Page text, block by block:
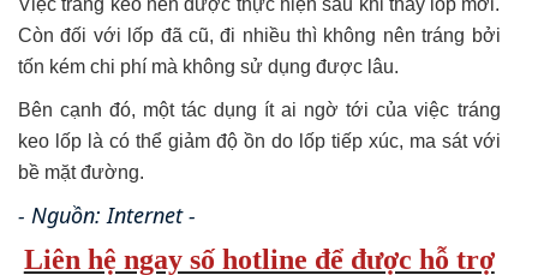
Việc tráng keo nên được thực hiện sau khi thay lốp mới.
Còn đối với lốp đã cũ, đi nhiều thì không nên tráng bởi
tốn kém chi phí mà không sử dụng được lâu.
Bên cạnh đó, một tác dụng ít ai ngờ tới của việc tráng
keo lốp là có thể giảm độ ồn do lốp tiếp xúc, ma sát với
bề mặt đường.
- Nguồn: Internet -
Liên hệ ngay số hotline để được hỗ trợ